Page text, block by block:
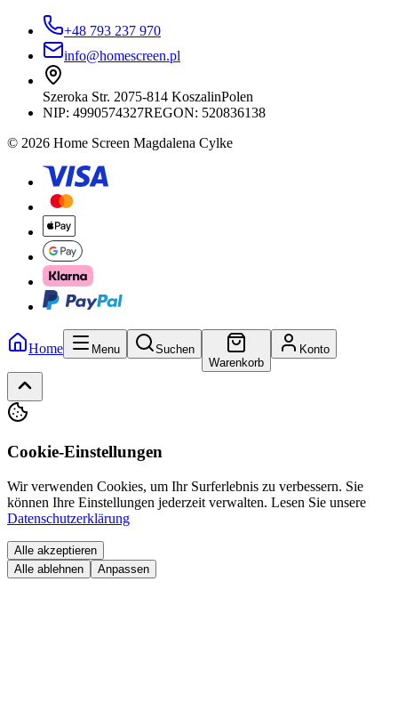
+48 793 237 970
info@homescreen.pl
Szeroka Str. 2075-814 KoszalinPolen
NIP: 4990574327REGON: 520836138
© 2026 Home Screen Magdalena Cylke
Home Menu
Suchen
Warenkorb
Konto
Cookie-Einstellungen
Wir verwenden Cookies, um Ihr Surferlebnis zu verbessern. Sie
können Ihre Einstellungen jederzeit verwalten. Lesen Sie unsere
Datenschutzerklärung
Alle akzeptieren
Alle ablehnen
Anpassen